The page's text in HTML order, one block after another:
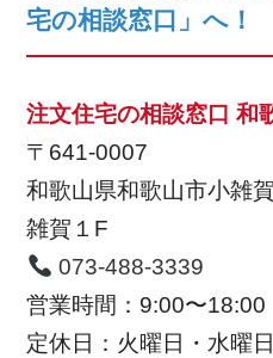
宅の相談窓口」へ！
注文住宅の相談窓口 和
〒641-0007
和歌山県和歌山市小雑
雑賀１F
073-488-3339
営業時間：9:00〜18:00
定休日：火曜日・水曜日